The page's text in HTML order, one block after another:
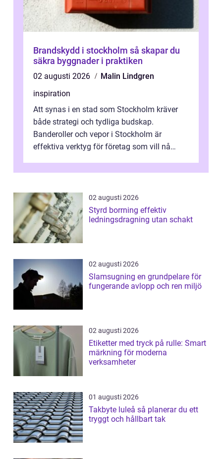
Brandskydd i stockholm så skapar du
säkra byggnader i praktiken
02 augusti 2026
Malin Lindgren
inspiration
Att synas i en stad som Stockholm kräver
både strategi och tydliga budskap.
Banderoller och vepor i Stockholm är
effektiva verktyg för företag som vill nå
02 augusti 2026
Styrd borrning effektiv
ledningsdragning utan schakt
02 augusti 2026
Slamsugning en grundpelare för
fungerande avlopp och ren miljö
02 augusti 2026
Etiketter med tryck på rulle: Smart
märkning för moderna
verksamheter
01 augusti 2026
Takbyte luleå så planerar du ett
tryggt och hållbart tak